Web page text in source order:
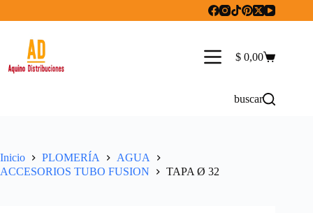
Carro
$ 0,00
buscar
Inicio PLOMERÍA
AGUA
ACCESORIOS TUBO FUSION
TAPA Ø 32